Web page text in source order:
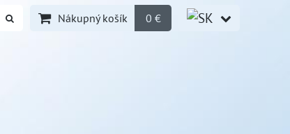
Nákupný košík 0 €